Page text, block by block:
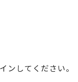
ンしてください。